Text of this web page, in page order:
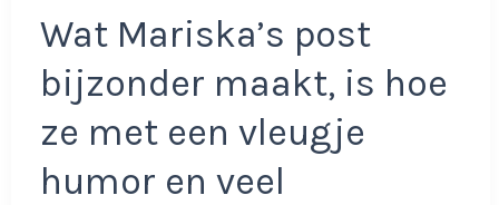
Wat Mariska’s post
bijzonder maakt, is hoe
ze met een vleugje
humor en veel